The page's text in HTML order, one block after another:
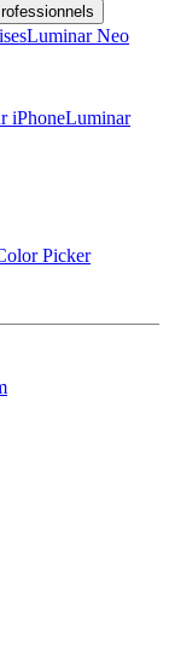
Luminar Neo
iPhoneLuminar
Picker